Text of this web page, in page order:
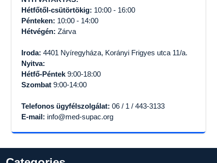
Hétfőtől-csütörtökig: 10:00 - 16:00
Pénteken: 10:00 - 14:00
Hétvégén: Zárva
Iroda: 4401 Nyíregyháza, Korányi Frigyes utca 11/a.
Nyitva:
Hétfő-Péntek 9:00-18:00
Szombat 9:00-14:00
Telefonos ügyfélszolgálat: 06 / 1 / 443-3133
E-mail: info@med-supac.org